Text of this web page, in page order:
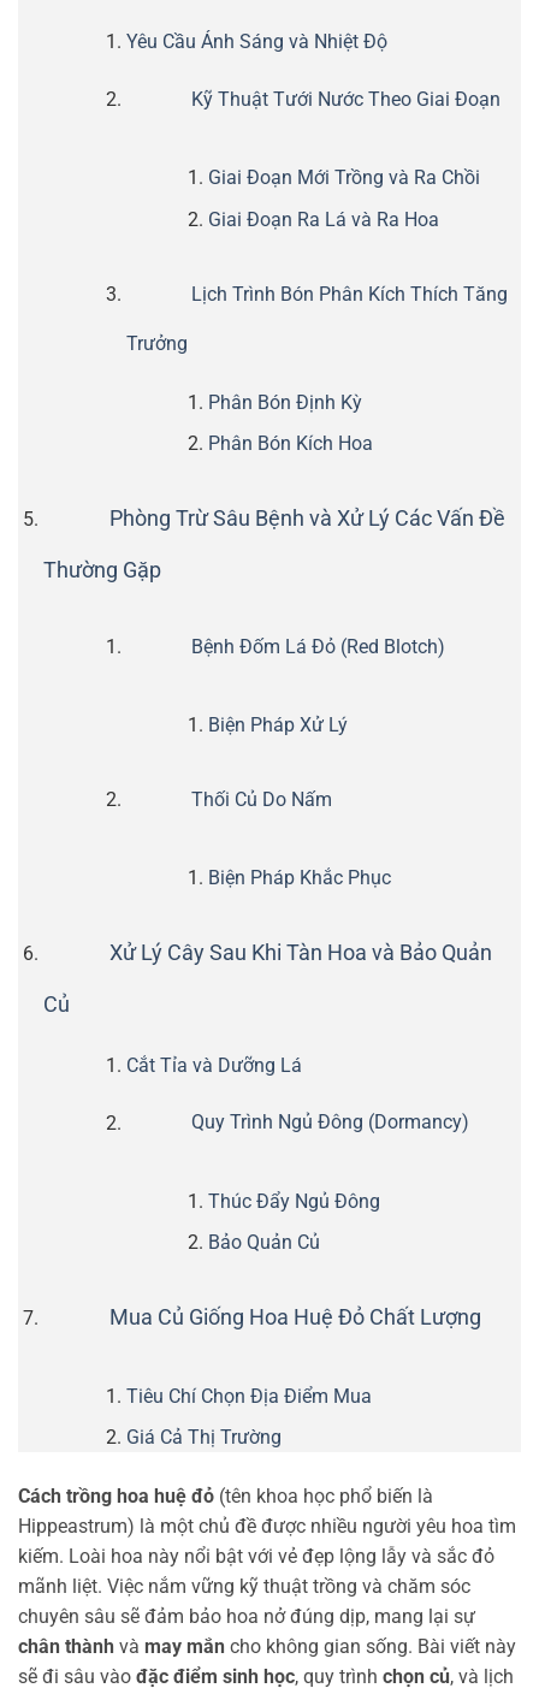
Yêu Cầu Ánh Sáng và Nhiệt Độ
Kỹ Thuật Tưới Nước Theo Giai Đoạn
Giai Đoạn Mới Trồng và Ra Chồi
Giai Đoạn Ra Lá và Ra Hoa
Lịch Trình Bón Phân Kích Thích Tăng
Trưởng
Phân Bón Định Kỳ
Phân Bón Kích Hoa
Phòng Trừ Sâu Bệnh và Xử Lý Các Vấn Đề
Thường Gặp
Bệnh Đốm Lá Đỏ (Red Blotch)
Biện Pháp Xử Lý
Thối Củ Do Nấm
Biện Pháp Khắc Phục
Xử Lý Cây Sau Khi Tàn Hoa và Bảo Quản
Củ
Cắt Tỉa và Dưỡng Lá
Quy Trình Ngủ Đông (Dormancy)
Thúc Đẩy Ngủ Đông
Bảo Quản Củ
Mua Củ Giống Hoa Huệ Đỏ Chất Lượng
Tiêu Chí Chọn Địa Điểm Mua
Giá Cả Thị Trường
Cách trồng hoa huệ đỏ (tên khoa học phổ biến là
Hippeastrum) là một chủ đề được nhiều người yêu hoa tìm
kiếm. Loài hoa này nổi bật với vẻ đẹp lộng lẫy và sắc đỏ
mãnh liệt. Việc nắm vững kỹ thuật trồng và chăm sóc
chuyên sâu sẽ đảm bảo hoa nở đúng dịp, mang lại sự
chân thành và may mắn cho không gian sống. Bài viết này
sẽ đi sâu vào đặc điểm sinh học, quy trình chọn củ, và lịch